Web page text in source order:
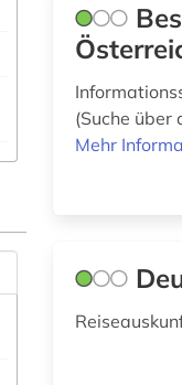
(Suche über
Mehr